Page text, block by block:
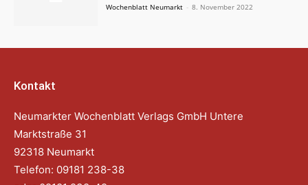
Wochenblatt Neumarkt - 8. November 2022
Kontakt
Neumarkter Wochenblatt Verlags GmbH Untere
Marktstraße 31
92318 Neumarkt
Telefon: 09181 238-38